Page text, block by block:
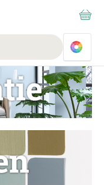
€100,- aan Sikkens